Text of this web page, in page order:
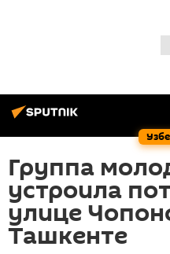
Группа
устроила
улице
Ташкенте